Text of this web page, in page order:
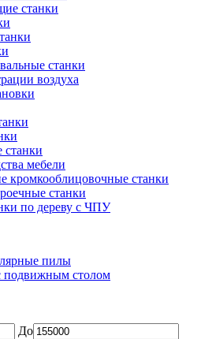
станки
станки
воздуха
мебели
кромкооблицовочные станки
станки
по дереву с ЧПУ
пилы
столом
До